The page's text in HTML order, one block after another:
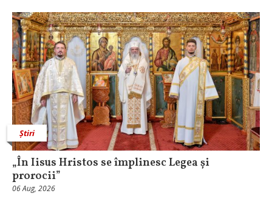
Știri
„În Iisus Hristos se împlinesc Legea și
prorocii”
06 Aug, 2026